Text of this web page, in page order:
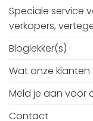
Speciale service
verkopers,
Bloglekker(s)
Wat onze
Meld je aan voor
Contact